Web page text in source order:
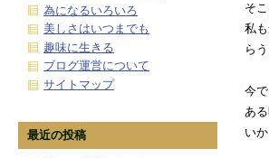
そ
私
ら
今
あ
い
為になるいろいろ
美しさはいつまでも
趣味に生きる
ブログ運営について
サイトマップ
最近の投稿